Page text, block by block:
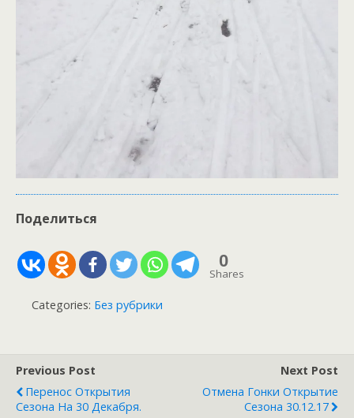
Поделиться
0
Shares
Categories: Без рубрики
Previous Post
Перенос Открытия
Сезона На 30 Декабря.
Next Post
Отмена Гонки Открытие
Сезона 30.12.17